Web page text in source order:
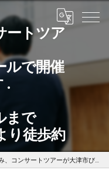
ートツア
ルで開催
.
まで
り徒歩約
アーが大津市びわ湖ホールで開催されます びわ湖ホールまでセンチュリー21より徒歩約５分